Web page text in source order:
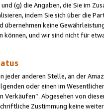
(g) die Angaben, die Sie im
indem Sie sich über die
übernehmen keine
und wir sind nicht für
jeder anderen Stelle, an der
oder einen im
Abgesehen von
Zustimmung keine